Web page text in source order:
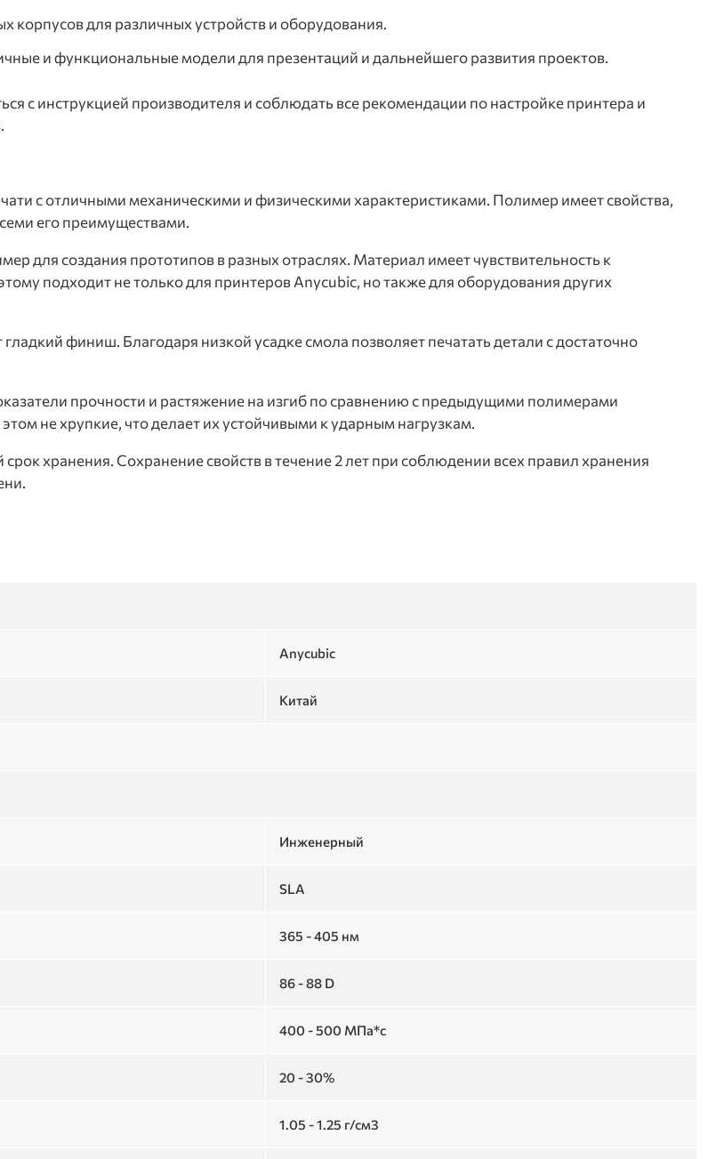
корпусов для различных устройств и оборудования.
и функциональные модели для презентаций и дальнейшего развития проектов.
с инструкцией производителя и соблюдать все рекомендации по настройке принтера и
с отличными механическими и физическими характеристиками. Полимер имеет свойства,
его преимуществами.
для создания прототипов в разных отраслях. Материал имеет чувствительность к
подходит не только для принтеров Anycubic, но также для оборудования других
финиш. Благодаря низкой усадке смола позволяет печатать детали с достаточно
прочности и растяжение на изгиб по сравнению с предыдущими полимерами
не хрупкие, что делает их устойчивыми к ударным нагрузкам.
хранения. Сохранение свойств в течение 2 лет при соблюдении всех правил хранения
Anycubic
Китай
Инженерный
SLA
365 - 405 нм
86 - 88 D
400 - 500 МПа*с
20 - 30%
1.05 - 1.25 г/см3